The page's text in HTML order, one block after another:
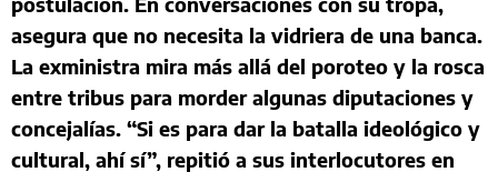
asegura que no necesita la vidriera de una banca.
La exministra mira más allá del poroteo y la rosca
entre tribus para morder algunas diputaciones y
concejalías. “Si es para dar la batalla ideológico y
cultural, ahí sí”, repitió a sus interlocutores en